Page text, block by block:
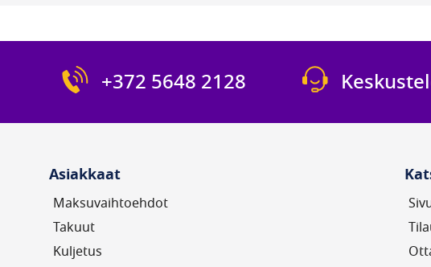
+372 5648 2128
Asiakkaat
Maksuvaihtoehdot
Takuut
Kuljetus